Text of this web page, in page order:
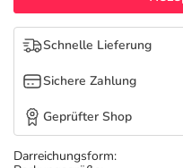
Tierapotheke
Vitamine &
Marken
Salus Deals
Darreichungsform:
Schnelle Lieferung
Sichere Zahlung
Geprüfter Shop